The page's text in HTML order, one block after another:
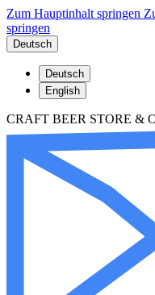
Zum Hauptinhalt springen
springen
Deutsch
Deutsch
English
CRAFT BEER STORE &